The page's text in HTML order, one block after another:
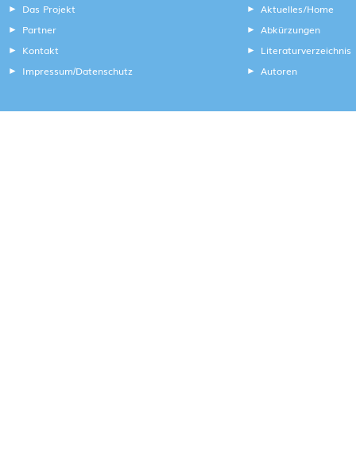
Das Projekt
Partner
Kontakt
Impressum/Datenschutz
Aktuelles/Home
Abkürzungen
Literaturverzeichnis
Autoren